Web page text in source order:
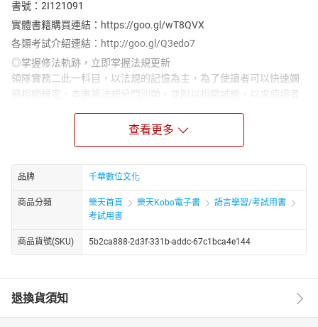
書號：2I121091
實體書籍購買連結：https://goo.gl/wT8QVX
各類考試介紹連結：http://goo.gl/Q3edo7
◎掌握修法軌跡，立即掌握法規更新
領隊實務二此一科目，以法規的記憶為主，為了使讀者可以快速嫻
熟相關規定。本書將法規分門別類，並附以相關試題，以求使讀者
◎考點標註+重點提示+最新題型分析
本書於課文中標示出近七年曾考過之內容，並穿插近年考古題。考
果，並瞭解命題方式。無論你是有豐富從業經驗的老手，還是剛從
大學新手村畢業的菜鳥，你只需多加演練，將錯誤的題目細心訂
正，類似的題目再出個一百次，也不害怕！讓本書成為您考取領隊
★書中部分章節提供名師影音教學，掃描QR code可立即觀看私房講
解。
查看更多
品牌 千華數位文化
商品分類 樂天首頁 樂天Kobo電子書
語言學習/考試用書
考試用書
商品貨號(SKU) 5b2ca888-2d3f-331b-addc-67c1bca4e144
退換貨須知